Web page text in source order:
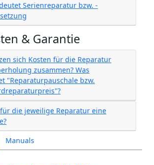
Serienreparatur bzw. -
& Garantie
sich Kosten für die Reparatur
zusammen? Was
"Reparaturpauschale bzw.
die jeweilige Reparatur eine
Manuals